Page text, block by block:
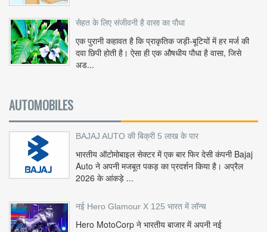
सेहत के लिए संजीवनी है वासा का पौधा
एक पुरानी कहावत है कि प्राकृतिक जड़ी-बूटियों में हर मर्ज की
दवा छिपी होती है। ऐसा ही एक औषधीय पौधा है वासा, जिसे
अड...
AUTOMOBILES
BAJAJ AUTO की बिक्री 5 लाख के पार
भारतीय ऑटोमोबाइल सेक्टर में एक बार फिर देसी कंपनी Bajaj
Auto ने अपनी मजबूत पकड़ का प्रदर्शन किया है। अप्रैल
2026 के आंकड़े ...
नई Hero Glamour X 125 भारत में लॉन्च
Hero MotoCorp ने भारतीय बाजार में अपनी नई